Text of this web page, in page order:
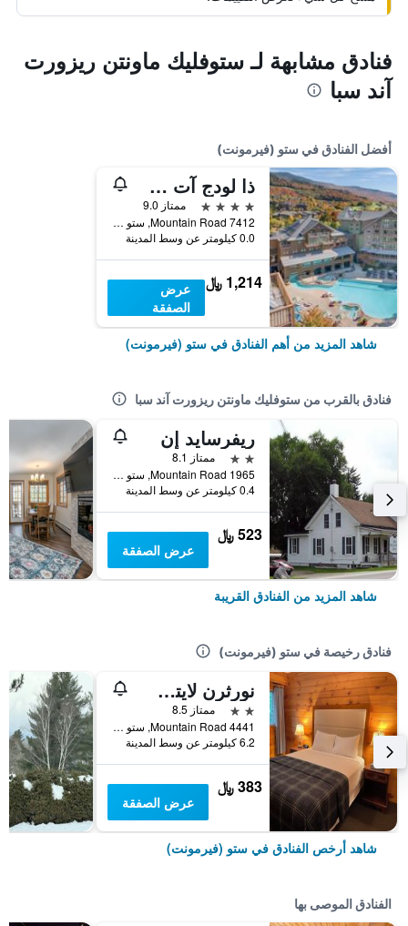
فنادق مشابهة لـ ستوفليك ماونتن ريزورت
آند سبا
أفضل الفنادق في ستو (فيرمونت)
ذا لودج آت سبروس بيك، إيه ديستينيشن باي حياة ريزيدنس
4 نجوم
ممتاز 9.0
7412 Mountain Road, ستو (فيرمونت), VT, الولايات المتحدة الأميريكية
0.0 كيلومتر عن وسط المدينة
1,214 ﷼
عرض
الصفقة
شاهد المزيد من أهم الفنادق في ستو (فيرمونت)
فنادق بالقرب من ستوفليك ماونتن ريزورت آند سبا
ريفرسايد إن
2 نجمتين
ممتاز 8.1
1965 Mountain Road, ستو (فيرمونت), VT, الولايات المتحدة الأميريكية
0.4 كيلومتر عن وسط المدينة
523 ﷼
عرض الصفقة
شاهد المزيد من الفنادق القريبة
فنادق رخيصة في ستو (فيرمونت)
نورثرن لايتس لودج
2 نجمتين
ممتاز 8.5
4441 Mountain Road, ستو (فيرمونت), VT, الولايات المتحدة الأميريكية
6.2 كيلومتر عن وسط المدينة
383 ﷼
عرض الصفقة
شاهد أرخص الفنادق في ستو (فيرمونت)
الفنادق الموصى بها